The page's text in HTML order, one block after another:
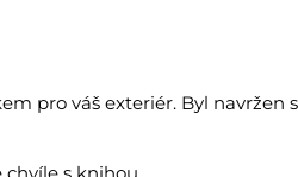
pro váš exteriér. Byl navržen
s knihou.